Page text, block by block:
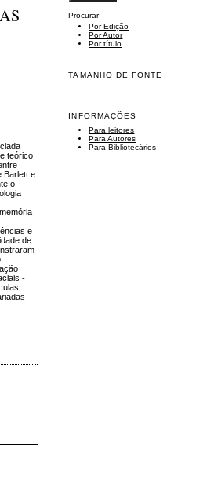
Procurar
Por Edição
Por Autor
Por título
TAMANHO DE FONTE
INFORMAÇÕES
Para leitores
Para Autores
Para Bibliotecários
teórico
Barlett e
o
e
de
-